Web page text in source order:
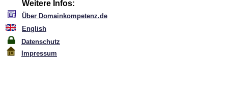
Weitere Infos:
Über Domainkompetenz.de
English
Datenschutz
Impressum